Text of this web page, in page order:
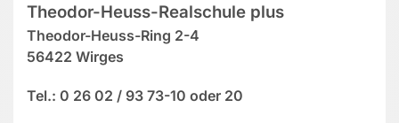
Theodor-Heuss-Realschule plus
Theodor-Heuss-Ring 2-4
56422 Wirges
Tel.: 0 26 02 / 93 73-10 oder 20